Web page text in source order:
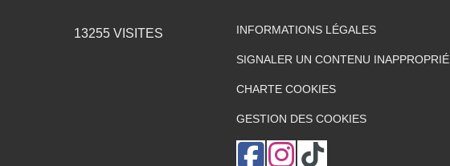
13255VISITES INFORMATIONS LÉGALES
SIGNALER UN CONTENU INAPPROPRIÉ
CHARTE COOKIES
GESTION DES COOKIES